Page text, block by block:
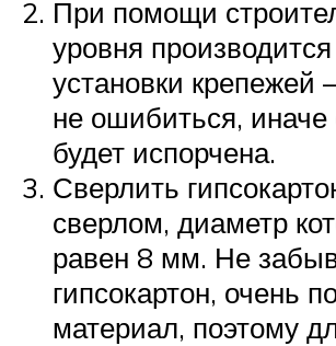
При помощи
уровня
установки крепежей
не ошибиться, иначе
будет испорчена.
Сверлить
сверлом, диаметр
равен 8 мм. Не
гипсокартон, очень
материал, поэтому